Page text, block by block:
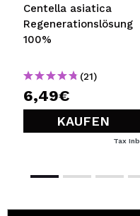
Centella asiatica
Regenerationslösung
100%
(21)
6,49€
KAUFEN
Tax Inb.